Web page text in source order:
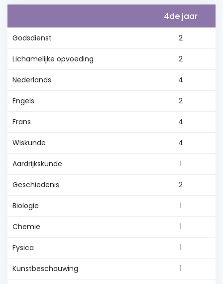
4de jaar
Godsdienst 2
Lichamelijke opvoeding 2
Nederlands 4
Engels 2
Frans 4
Wiskunde 4
Aardrijkskunde 1
Geschiedenis 2
Biologie 1
Chemie 1
Fysica 1
Kunstbeschouwing 1